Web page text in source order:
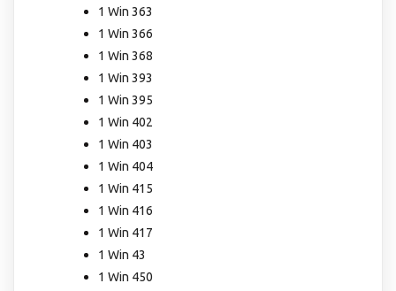
1 Win 363
1 Win 366
1 Win 368
1 Win 393
1 Win 395
1 Win 402
1 Win 403
1 Win 404
1 Win 415
1 Win 416
1 Win 417
1 Win 43
1 Win 450